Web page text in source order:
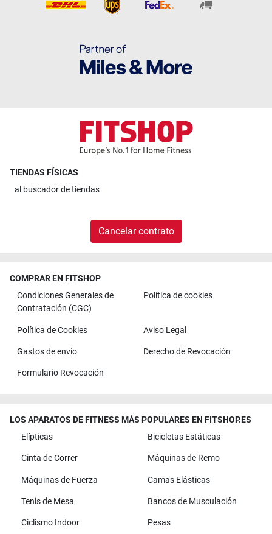
TIENDAS FÍSICAS
al buscador de tiendas
Cancelar contrato
COMPRAR EN FITSHOP
Condiciones Generales de
Contratación (CGC)
Política de cookies
Política de Cookies Aviso Legal
Gastos de envío Derecho de Revocación
Formulario Revocación
LOS APARATOS DE FITNESS MÁS POPULARES EN FITSHOP.ES
Elípticas
Bicicletas Estáticas
Cinta de Correr Máquinas de Remo
Máquinas de Fuerza Camas Elásticas
Tenis de Mesa Bancos de Musculación
Ciclismo Indoor Pesas